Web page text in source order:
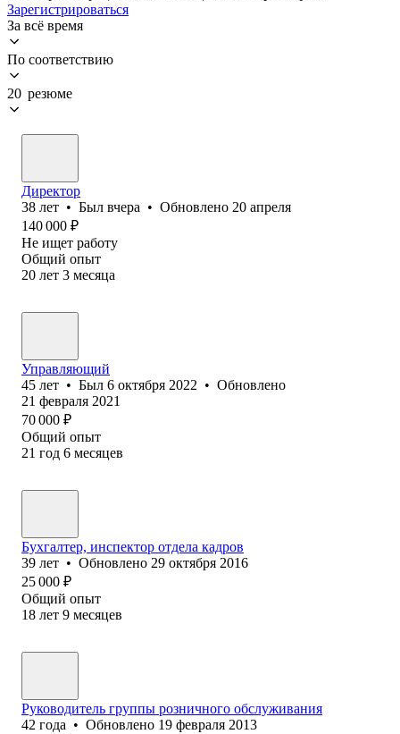
Зарегистрироваться
За всё время
По соответствию
20 резюме
Директор
38 лет • Был вчера • Обновлено 20 апреля
140 000 ₽
Не ищет работу
Общий опыт
20 лет 3 месяца
Управляющий
45 лет • Был 6 октября 2022 • Обновлено
21 февраля 2021
70 000 ₽
Общий опыт
21 год 6 месяцев
Бухгалтер, инспектор отдела кадров
39 лет • Обновлено 29 октября 2016
25 000 ₽
Общий опыт
18 лет 9 месяцев
Руководитель группы розничного обслуживания
42 года • Обновлено 19 февраля 2013